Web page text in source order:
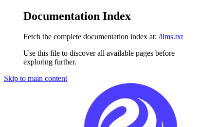
Documentation Index
Fetch the complete documentation index at: /llms.txt
Use this file to discover all available pages before
exploring further.
Skip to main content